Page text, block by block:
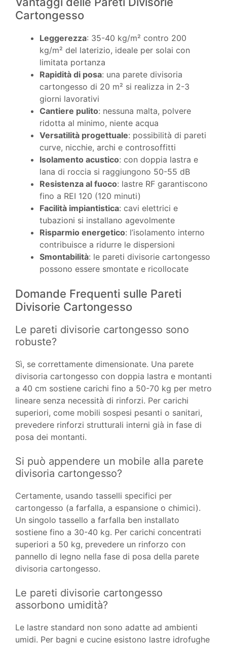
Cartongesso
Leggerezza: 35-40 kg/m² contro 200
kg/m² del laterizio, ideale per solai con
limitata portanza
Rapidità di posa: una parete divisoria
cartongesso di 20 m² si realizza in 2-3
giorni lavorativi
Cantiere pulito: nessuna malta, polvere
ridotta al minimo, niente acqua
Versatilità progettuale: possibilità di pareti
curve, nicchie, archi e controsoffitti
Isolamento acustico: con doppia lastra e
lana di roccia si raggiungono 50-55 dB
Resistenza al fuoco: lastre RF garantiscono
fino a REI 120 (120 minuti)
Facilità impiantistica: cavi elettrici e
tubazioni si installano agevolmente
Risparmio energetico: l’isolamento interno
contribuisce a ridurre le dispersioni
Smontabilità: le pareti divisorie cartongesso
possono essere smontate e ricollocate
Domande Frequenti sulle Pareti
Divisorie Cartongesso
Le pareti divisorie cartongesso sono
robuste?
Sì, se correttamente dimensionate. Una parete
divisoria cartongesso con doppia lastra e montanti
a 40 cm sostiene carichi fino a 50-70 kg per metro
lineare senza necessità di rinforzi. Per carichi
superiori, come mobili sospesi pesanti o sanitari,
prevedere rinforzi strutturali interni già in fase di
posa dei montanti.
Si può appendere un mobile alla parete
divisoria cartongesso?
Certamente, usando tasselli specifici per
cartongesso (a farfalla, a espansione o chimici).
Un singolo tassello a farfalla ben installato
sostiene fino a 30-40 kg. Per carichi concentrati
superiori a 50 kg, prevedere un rinforzo con
pannello di legno nella fase di posa della parete
divisoria cartongesso.
Le pareti divisorie cartongesso
assorbono umidità?
Le lastre standard non sono adatte ad ambienti
umidi. Per bagni e cucine esistono lastre idrofughe